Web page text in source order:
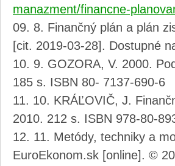
manazment/financne-
8. Finančný plán a plán
[cit. 2019-03-28]. Dostupné
9. GOZORA, V. 2000.
185 s. ISBN 80- 7137-690-6
10. KRÁĽOVIČ, J.
2010. 212 s. ISBN 978-80-
11. Metódy, techniky a
EuroEkonom.sk [online]. ©